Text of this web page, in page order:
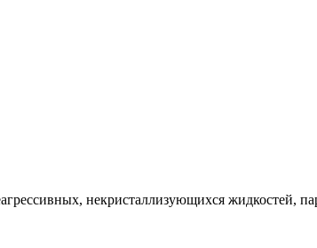
некристаллизующихся жидкостей,